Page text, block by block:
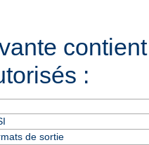
:
de sortie